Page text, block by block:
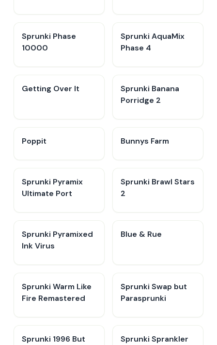
Sprunki Phase
10000
Sprunki AquaMix
Phase 4
Getting Over It
Sprunki Banana
Porridge 2
Poppit​ Bunnys Farm
Sprunki Pyramix
Ultimate Port
Sprunki Brawl Stars
2
Sprunki Pyramixed
Ink Virus
Blue & Rue
Sprunki Warm Like
Fire Remastered
Sprunki Swap but
Parasprunki
Sprunki 1996 But
Sprunki Sprankler